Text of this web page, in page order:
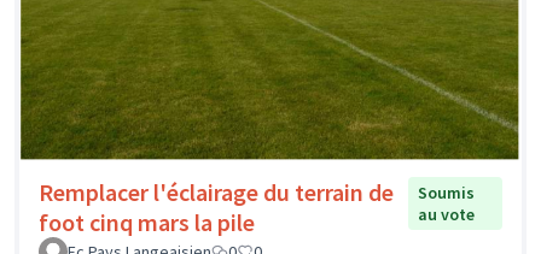
Remplacer l'éclairage du terrain de
foot cinq mars la pile
Soumis
au vote